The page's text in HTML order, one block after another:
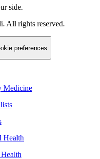
side.
. All rights reserved.
preferences
Medicine
Health